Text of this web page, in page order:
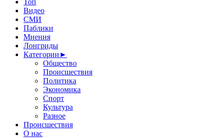
Топ
Видео
СМИ
Паблики
Мнения
Лонгриды
Категории ►
Общество
Происшествия
Политика
Экономика
Спорт
Культура
Разное
Происшествия
О нас